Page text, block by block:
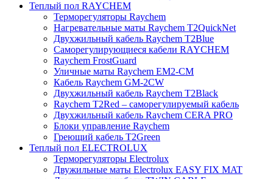
Теплый пол RAYCHEM
Терморегуляторы Raychem
Нагревательные маты Raychem T2QuickNet
Двухжильный кабель Raychem T2Blue
Саморегулирующиеся кабели RAYCHEM
Raychem FrostGuard
Уличные маты Raychem EM2-CM
Кабель Raychem GM-2CW
Двухжильный кабель Raychem T2Black
Raychem T2Red – саморегулируемый кабель
Двухжильный кабель Raychem CERA PRO
Блоки управление Raychem
Греющий кабель T2Green
Теплый пол ELECTROLUX
Терморегуляторы Electrolux
Двужильные маты Electrolux EASY FIX MAT